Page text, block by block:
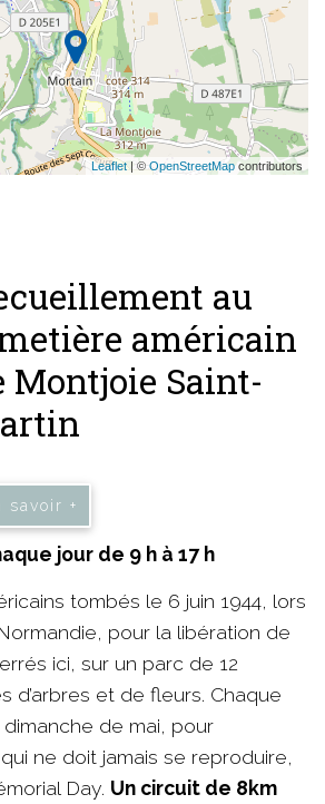
Leaflet| © OpenStreetMap contributors
au
américain
Montjoie Saint-
savoir +
jour de 9 h à 17 h
tombés le 6 juin 1944, lors
pour la libération de
ici, sur un parc de 12
d’arbres et de fleurs. Chaque
de mai, pour
ne doit jamais se reproduire,
Day. Un circuit de 8km